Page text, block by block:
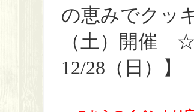
の恵みでクッ
（土）開催 ☆
12/28（日）】